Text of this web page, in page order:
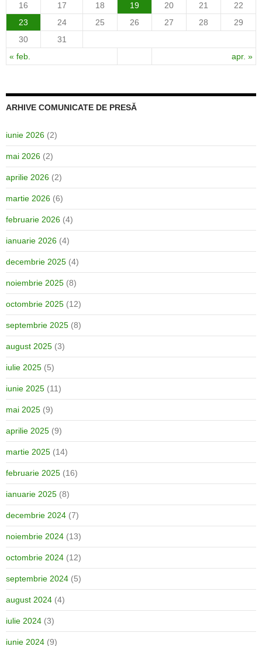
« feb. apr. »
16
17 18 19 20 21
22
23
24 25 26 27 28
29
30
31
ARHIVE COMUNICATE DE PRESĂ
iunie 2026 (2)
mai 2026 (2)
aprilie 2026 (2)
martie 2026 (6)
februarie 2026 (4)
ianuarie 2026 (4)
decembrie 2025 (4)
noiembrie 2025 (8)
octombrie 2025 (12)
septembrie 2025 (8)
august 2025 (3)
iulie 2025 (5)
iunie 2025 (11)
mai 2025 (9)
aprilie 2025 (9)
martie 2025 (14)
februarie 2025 (16)
ianuarie 2025 (8)
decembrie 2024 (7)
noiembrie 2024 (13)
octombrie 2024 (12)
septembrie 2024 (5)
august 2024 (4)
iulie 2024 (3)
iunie 2024 (9)